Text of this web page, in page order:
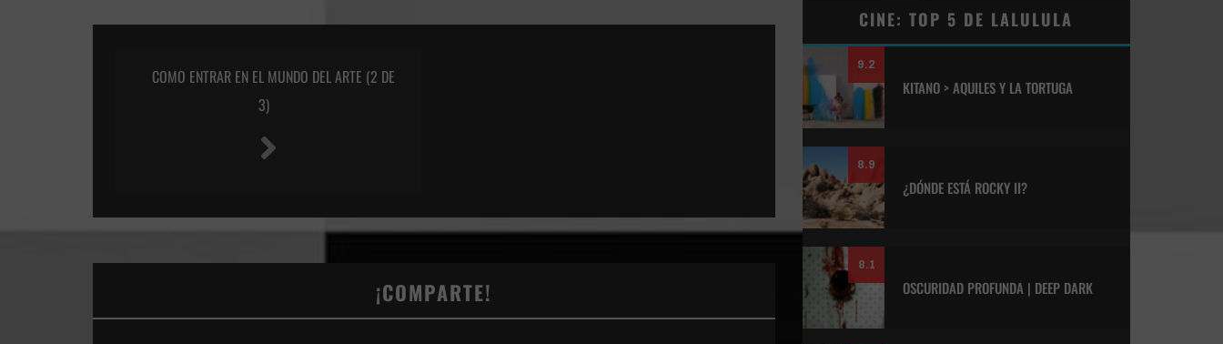
COMO ENTRAR EN EL MUNDO DEL ARTE (2 DE
3)
¡COMPARTE!
CINE: TOP 5 DE LALULULA
9.2
KITANO > AQUILES Y LA TORTUGA
8.9
¿DÓNDE ESTÁ ROCKY II?
8.1
OSCURIDAD PROFUNDA | DEEP DARK